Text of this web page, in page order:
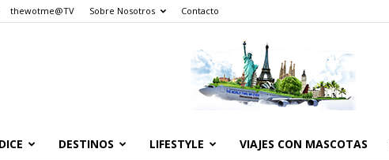
thewotme@TV Sobre Nosotros Contacto
DESTINOS LIFESTYLE VIAJES CON MASCOTAS